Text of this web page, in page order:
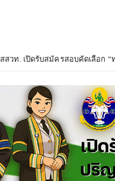
สสวท. เปิดรับสมัครสอบคัดเลือก